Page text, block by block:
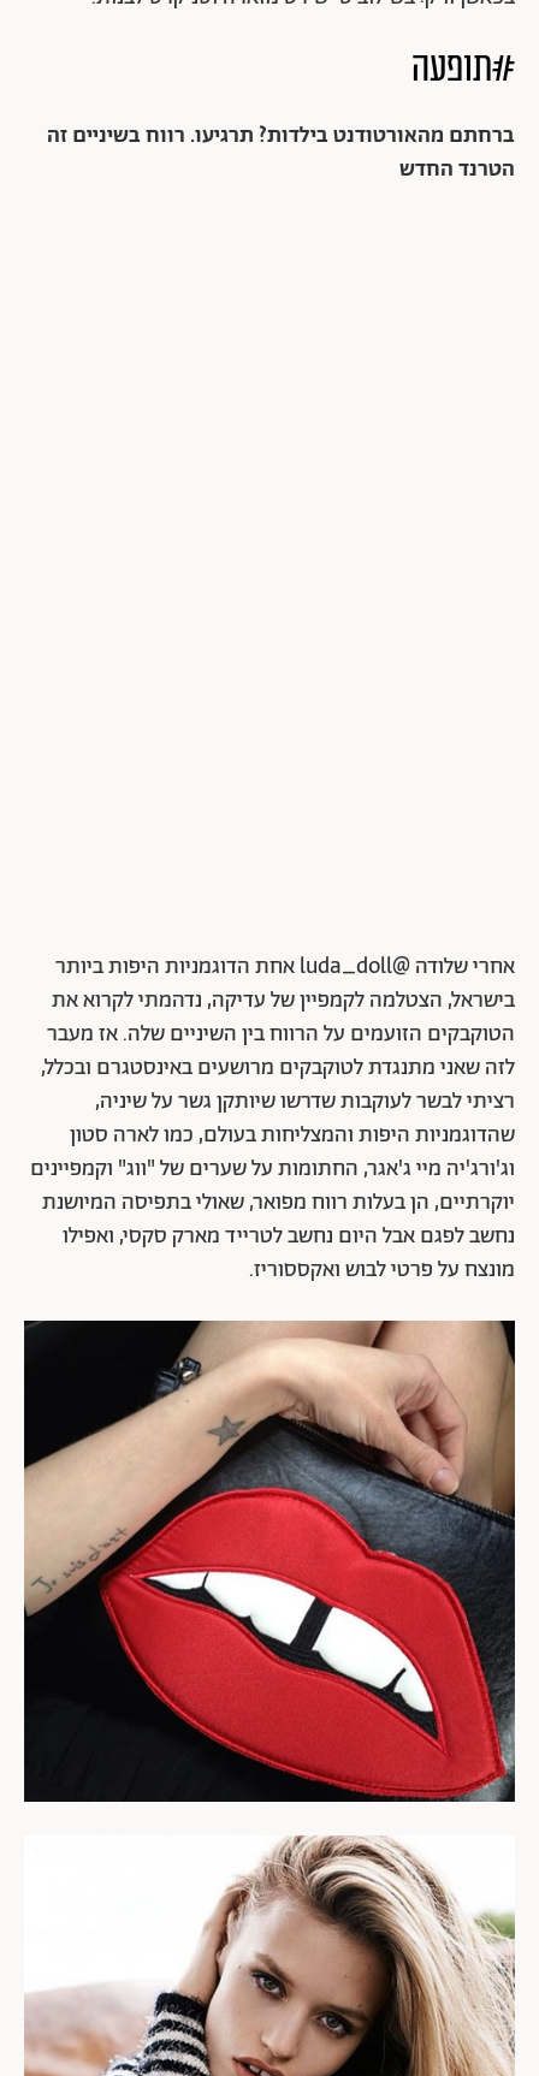
#תופעה
ברחתם מהאורטודנט בילדות? תרגיעו. רווח בשיניים זה
הטרנד החדש
אחרי שלודה @luda_doll אחת הדוגמניות היפות ביותר
בישראל, הצטלמה לקמפיין של עדיקה, נדהמתי לקרוא את
הטוקבקים הזועמים על הרווח בין השיניים שלה. אז מעבר
לזה שאני מתנגדת לטוקבקים מרושעים באינסטגרם ובכלל,
רציתי לבשר לעוקבות שדרשו שיותקן גשר על שיניה,
שהדוגמניות היפות והמצליחות בעולם, כמו לארה סטון
וג'ורג'יה מיי ג'אגר, החתומות על שערים של "ווג" וקמפיינים
יוקרתיים, הן בעלות רווח מפואר, שאולי בתפיסה המיושנת
נחשב לפגם אבל היום נחשב לטרייד מארק סקסי, ואפילו
מונצח על פרטי לבוש ואקססוריז.